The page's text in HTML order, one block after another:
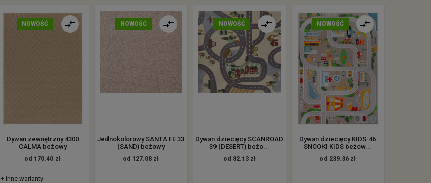
NOWOŚĆ
Dywan zewnętrzny 4300
CALMA beżowy
od 170.40 zł
+ inne warianty
NOWOŚĆ
Jednokolorowy SANTA FE 33
(SAND) beżowy
od 127.08 zł
NOWOŚĆ
Dywan dziecięcy SCANROAD
39 (DESERT) beżo...
od 82.13 zł
NOWOŚĆ
Dywan dziecięcy KIDS-46
SNOOKI KIDS beżow...
od 239.36 zł